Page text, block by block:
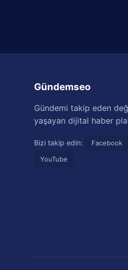
Gündemseo
Gündemi takip eden
yaşayan dijital haber
Bizi takip edin: Facebook
YouTube